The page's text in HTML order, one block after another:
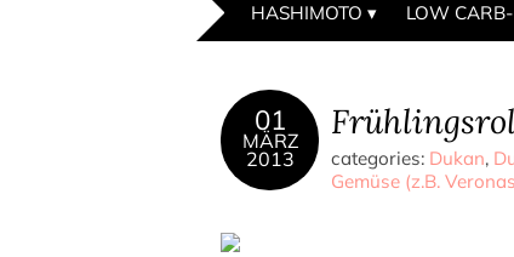
HASHIMOTO LOW
01
MÄRZ
2013 categories: Dukan,
Gemüse (z.B.